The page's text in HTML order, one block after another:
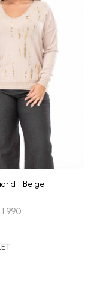
- Beige
1.990